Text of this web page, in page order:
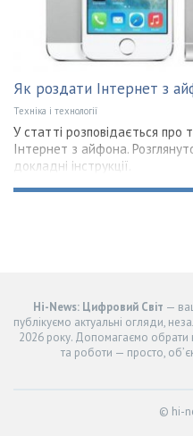
Як роздати Інтернет з
Техніка і технології
У статті розповідається
Інтернет з айфона.
докладні інструкції.
Hi-News: Цифровий Світ —
публікуємо актуальні огляди,
2026 року. Допомагаємо обрати
та роботи — просто,
© hi-